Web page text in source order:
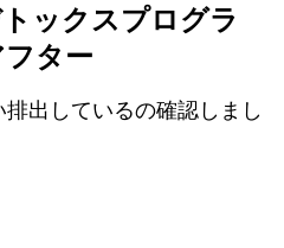
ックスプログラ
ター
出しているの確認しまし